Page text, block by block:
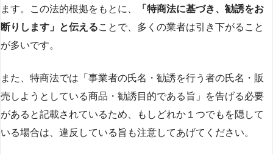
ます。この法的根拠をもとに、
「特商法に基づき、勧誘をお
断りします」と伝えることで、多くの業者は引き下がること
が多いです​​。
また、特商法では「事業者の氏名・勧誘を行う者の氏名・販
売しようとしている商品・勧誘目的である旨」を告げる必要
があると記載されているため、もしどれか１つでもを隠して
いる場合は、違反している旨も注意してあげてください。